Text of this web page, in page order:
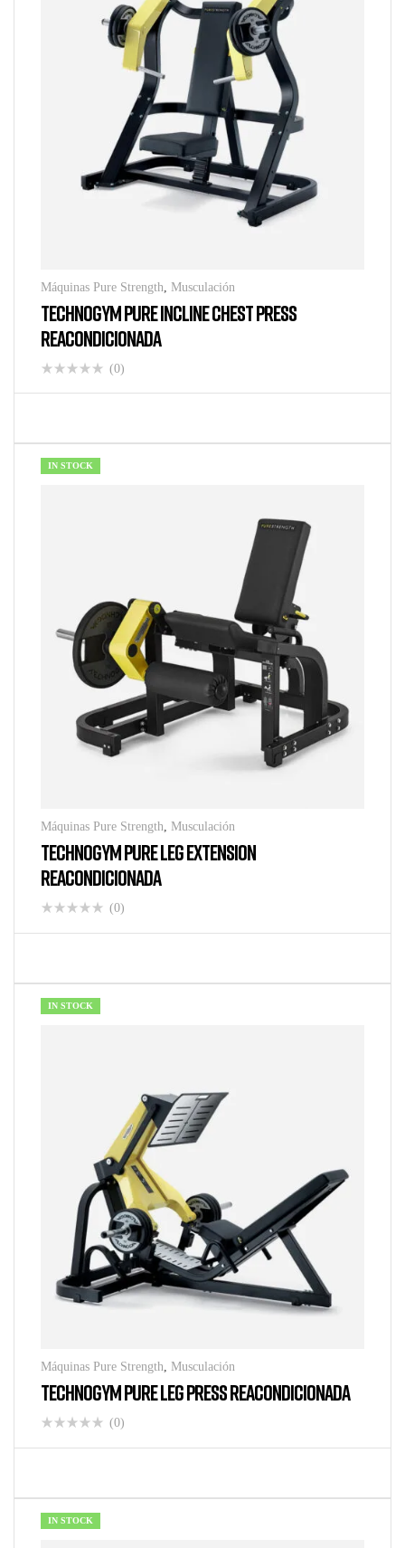
Máquinas Pure Strength Musculación
TECHNOGYM PURE INCLINE CHEST PRESS
REACONDICIONADA
(0)
IN STOCK
Máquinas Pure Strength, Musculación
TECHNOGYM PURE LEG EXTENSION
REACONDICIONADA
(0)
IN STOCK
Máquinas Pure Strength, Musculación
TECHNOGYM PURE LEG PRESS REACONDICIONADA
(0)
IN STOCK